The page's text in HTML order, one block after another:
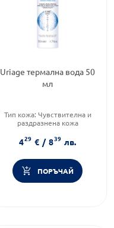
Uriage термална вода 50
мл
Тип кожа: Чувствителна и
раздразнена кожа
Дермокозметика
Форма на продукта:
429 € / 839 лв.
ПОРЪЧАЙ